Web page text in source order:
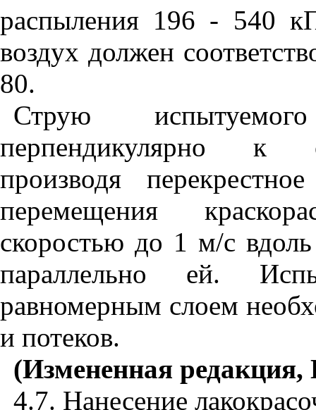
распыления 196 - 540
воздух должен
80.
Струю
перпендикулярно к
производя
перемещения
скоростью до 1 м/с
параллельно ей.
равномерным слоем
и потеков.
(Измененная
4.7. Нанесение